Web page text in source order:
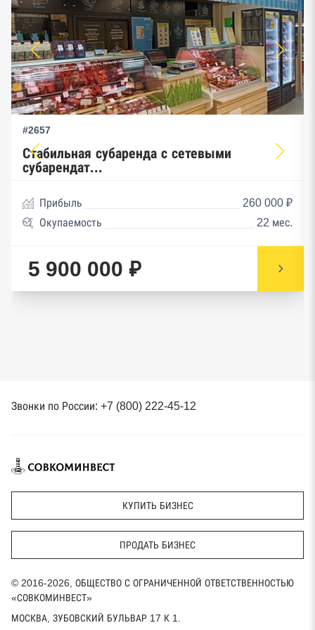
#2657
Стабильная субаренда с сетевыми
субарендат...
Прибыль
260 000 ₽
Окупаемость
22 мес.
5 900 000 ₽
Звонки по России: +7 (800) 222-45-12
КУПИТЬ БИЗНЕС
ПРОДАТЬ БИЗНЕС
© 2016-2026, ОБЩЕСТВО С ОГРАНИЧЕННОЙ ОТВЕТСТВЕННОСТЬЮ
«СОВКОМИНВЕСТ»
МОСКВА, ЗУБОВСКИЙ БУЛЬВАР 17 К 1.